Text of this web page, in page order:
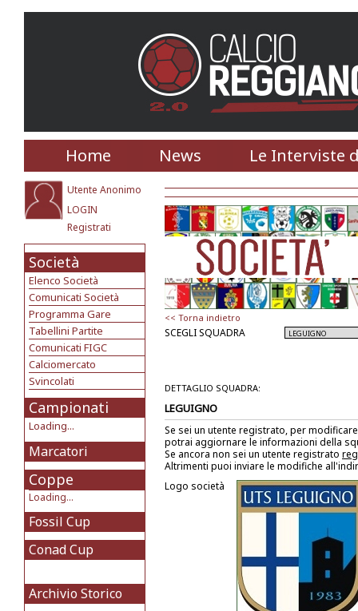
Home News Le Interviste
Utente Anonimo
LOGIN
Registrati
Società
Elenco Società
Comunicati Società
Programma Gare
Tabellini Partite
Comunicati FIGC
Calciomercato
Svincolati
Campionati
Loading...
Marcatori
Coppe
Loading...
Fossil Cup
Conad Cup
Archivio Storico
<< Torna indietro
SCEGLI SQUADRA
DETTAGLIO SQUADRA:
LEGUIGNO
Se sei un utente registrato, per
potrai aggiornare le informazioni della
Se ancora non sei un utente registrato
Altrimenti puoi inviare le modifiche
Logo società